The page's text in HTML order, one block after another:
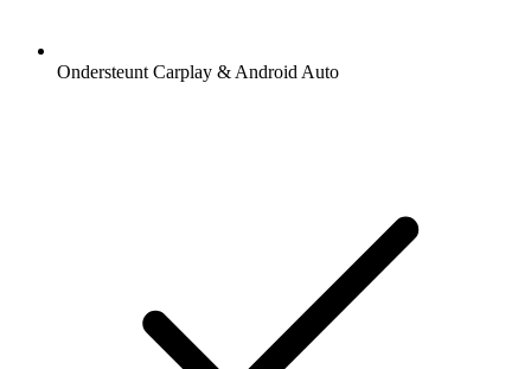
Ondersteunt Carplay & Android Auto